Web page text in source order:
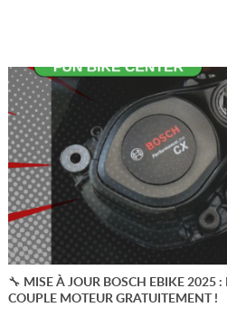
🔧 MISE À JOUR BOSCH EBIKE 2025
COUPLE MOTEUR GRATUITEMENT !